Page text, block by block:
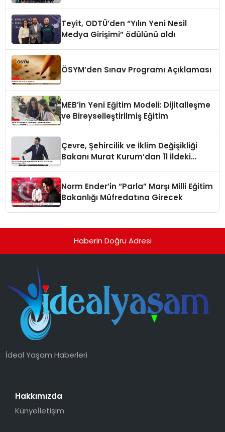
Teyit, ODTÜ’den “Yılın Yeni Nesil
Medya Girişimi” ödülünü aldı
ÖSYM’den Sınav Programı Açıklaması
MEB’in Yeni Eğitim Modeli: Dijitalleşme
ve Bireyselleştirilmiş Eğitim
Çevre, Şehircilik ve İklim Değişikliği
Bakanı Murat Kurum’dan 11 İldeki
Norm Ender’in “Parla” Marşı Milli Eğitim
Bakanlığı Müfredatına Girecek
Haberin Doğru Adresi
İdeal Yaşam Haberleri
Hakkımızda
Künyeİletişim